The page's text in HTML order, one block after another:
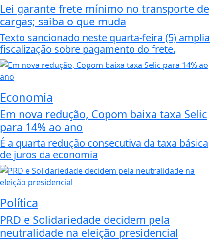
Lei garante frete mínimo no transporte de
cargas; saiba o que muda
Texto sancionado neste quarta-feira (5) amplia
fiscalização sobre pagamento do frete.
Economia
Em nova redução, Copom baixa taxa Selic
para 14% ao ano
É a quarta redução consecutiva da taxa básica
de juros da economia
Política
PRD e Solidariedade decidem pela
neutralidade na eleição presidencial